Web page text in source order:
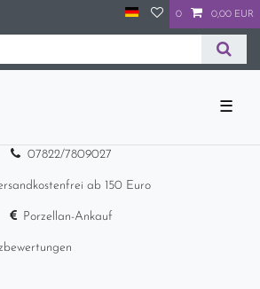
0 0,00 EUR
☰
07822/7809027
ab 150 Euro
Porzellan-Ankauf